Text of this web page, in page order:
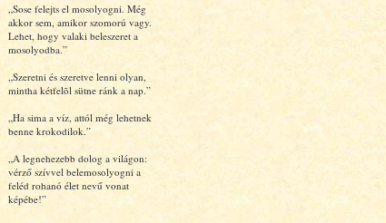
„Sose felejts el mosolyogni. Még
akkor sem, amikor szomorú vagy.
Lehet, hogy valaki beleszeret a
mosolyodba.”
„Szeretni és szeretve lenni olyan,
mintha kétfelõl sütne ránk a nap.”
„Ha sima a víz, attól még lehetnek
benne krokodilok.”
„A legnehezebb dolog a világon:
vérző szívvel belemosolyogni a
feléd rohanó élet nevű vonat
képébe!”